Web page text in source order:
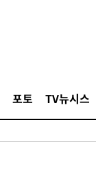
포토 TV뉴시스